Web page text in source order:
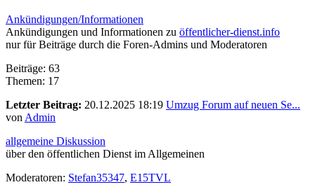
Ankündigungen/Informationen
Ankündigungen und Informationen zu öffentlicher-dienst.info
nur für Beiträge durch die Foren-Admins und Moderatoren
Beiträge: 63
Themen: 17
Letzter Beitrag: 20.12.2025 18:19 Umzug Forum auf neuen Se...
von Admin
allgemeine Diskussion
über den öffentlichen Dienst im Allgemeinen
Moderatoren: Stefan35347, E15TVL